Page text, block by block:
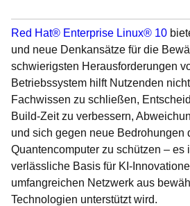
Red Hat® Enterprise Linux® 10
und neue Denkansätze für die
schwierigsten Herausforderungen
Betriebssystem hilft Nutzenden
Fachwissen zu schließen,
Build-Zeit zu verbessern,
und sich gegen neue Bedrohungen
Quantencomputer zu schützen – es
verlässliche Basis für KI-
umfangreichen Netzwerk aus
Technologien unterstützt wird.